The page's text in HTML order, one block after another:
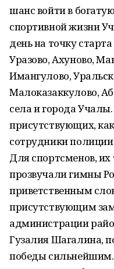
шанс войти в
спортивной жизни
день на точку
Уразово, Ахуново,
Имангулово,
Малоказаккулово,
села и города
присутствующих,
сотрудники
Для спортсменов,
прозвучали гимны
приветственным
присутствующим
администрации
Гузалия Шагалина,
победы сильнейшим.